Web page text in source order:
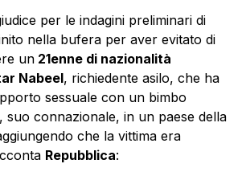
per le indagini preliminari di
nella bufera per aver evitato di
un 21enne di nazionalità
Nabeel, richiedente asilo, che ha
sessuale con un bimbo
suo connazionale, in un paese della
che la vittima era
Repubblica: